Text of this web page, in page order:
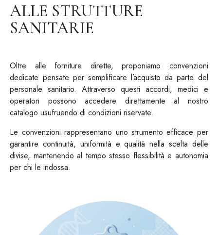
ALLE STRUTTURE
SANITARIE
Oltre alle forniture dirette, proponiamo convenzioni
dedicate pensate per semplificare l’acquisto da parte del
personale sanitario. Attraverso questi accordi, medici e
operatori possono accedere direttamente al nostro
catalogo usufruendo di condizioni riservate.
Le convenzioni rappresentano uno strumento efficace per
garantire continuità, uniformità e qualità nella scelta delle
divise, mantenendo al tempo stesso flessibilità e autonomia
per chi le indossa.